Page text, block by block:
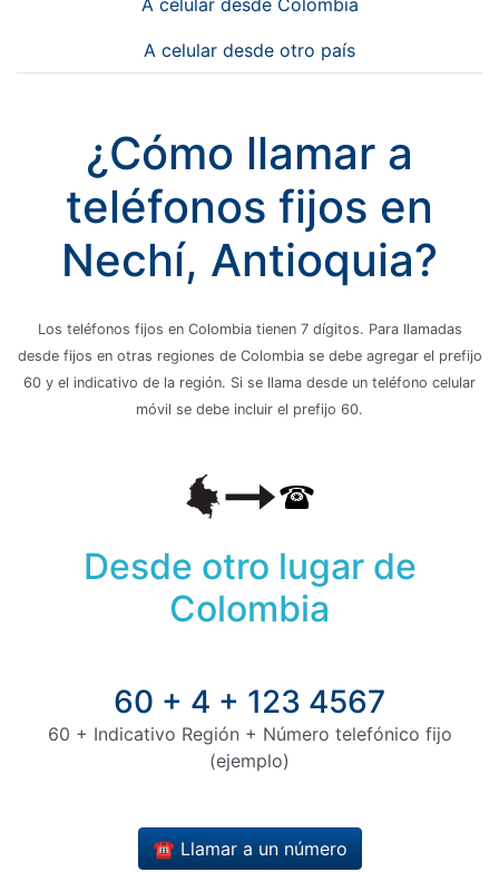
A celular desde Colombia
A celular desde otro país
¿Cómo llamar a
teléfonos fijos en
Nechí, Antioquia?
Los teléfonos fijos en Colombia tienen 7 dígitos. Para llamadas
desde fijos en otras regiones de Colombia se debe agregar el prefijo
60 y el indicativo de la región. Si se llama desde un teléfono celular
móvil se debe incluir el prefijo 60.
Desde otro lugar de
Colombia
60 + 4 + 123 4567
60 + Indicativo Región + Número telefónico fijo
(ejemplo)
☎️ Llamar a un número